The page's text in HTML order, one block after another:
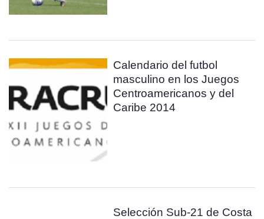
Calendario del futbol
masculino en los Juegos
Centroamericanos y del
Caribe 2014
Selección Sub-21 de Costa